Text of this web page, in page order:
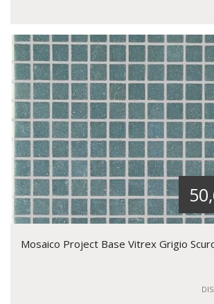
Mosaico Project Base Vitrex Grigio